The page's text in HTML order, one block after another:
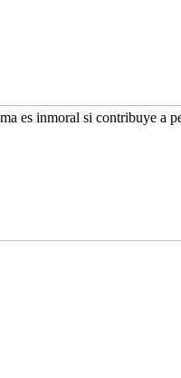
es inmoral si contribuye a